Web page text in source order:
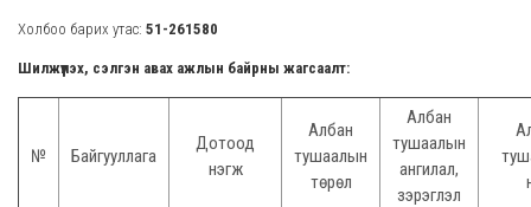
Холбоо барих утас: 51-261580
Шилжүүлэх, сэлгэн авах ажлын байрны жагсаалт:
№ Байгууллага
Дотоод
нэгж
Албан
тушаалын
төрөл
Албан
тушаалын
ангилал,
зэрэглэл